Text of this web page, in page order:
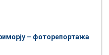
– фоторепортажа